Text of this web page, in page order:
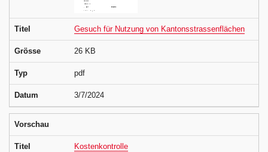
Titel Gesuch für Nutzung von Kantonsstrassenflächen
Grösse 26 KB
Typ pdf
Datum 3/7/2024
Vorschau
Titel Kostenkontrolle